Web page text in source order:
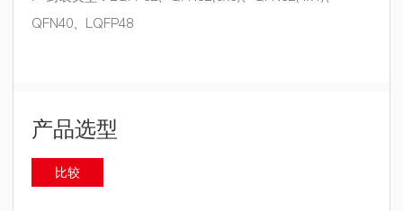
QFN40、LQFP48
产品选型
比较